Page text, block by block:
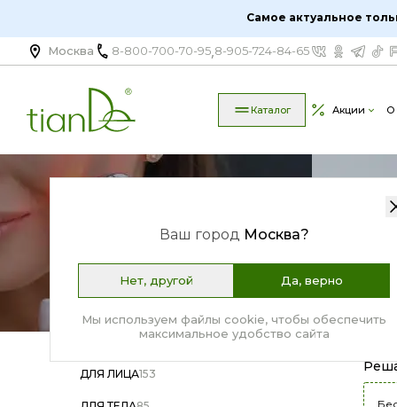
Самое актуальное
Москва 8-800-700-70-95,8-905-724-84-65
Каталог Акции О
Ваш город Москва?
Нет, другой Да, верно
Мы используем файлы cookie, чтобы обеспечить
максимальное удобство сайта
Самое актуальное
ДЛЯ ЛИЦА153
Аксессуары для косметики | Купить косметические